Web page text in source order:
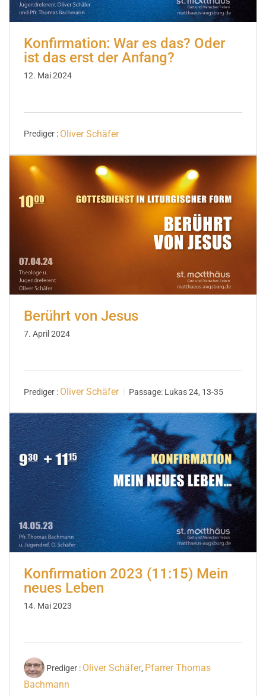
Konfirmation: War es das? Oder
ist das erst der Anfang?
12. Mai 2024
Prediger : Oliver Schäfer
Berührt von Jesus
7. April 2024
Prediger : Oliver Schäfer Passage: Lukas 24, 13-35
Konfirmation 2023 (11:15) Mein
neues Leben
14. Mai 2023
Prediger : Oliver Schäfer, Pfarrer Thomas
Bachmann